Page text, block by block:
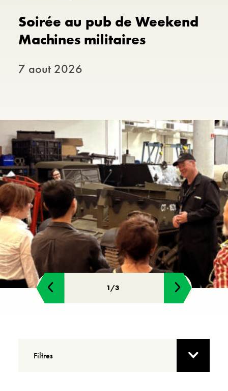
Soirée au pub de Weekend
Machines militaires
7 aout 2026
Filtres